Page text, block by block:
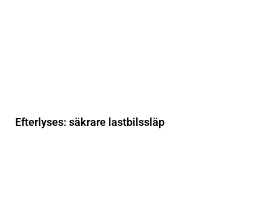
Efterlyses: säkrare lastbilssläp